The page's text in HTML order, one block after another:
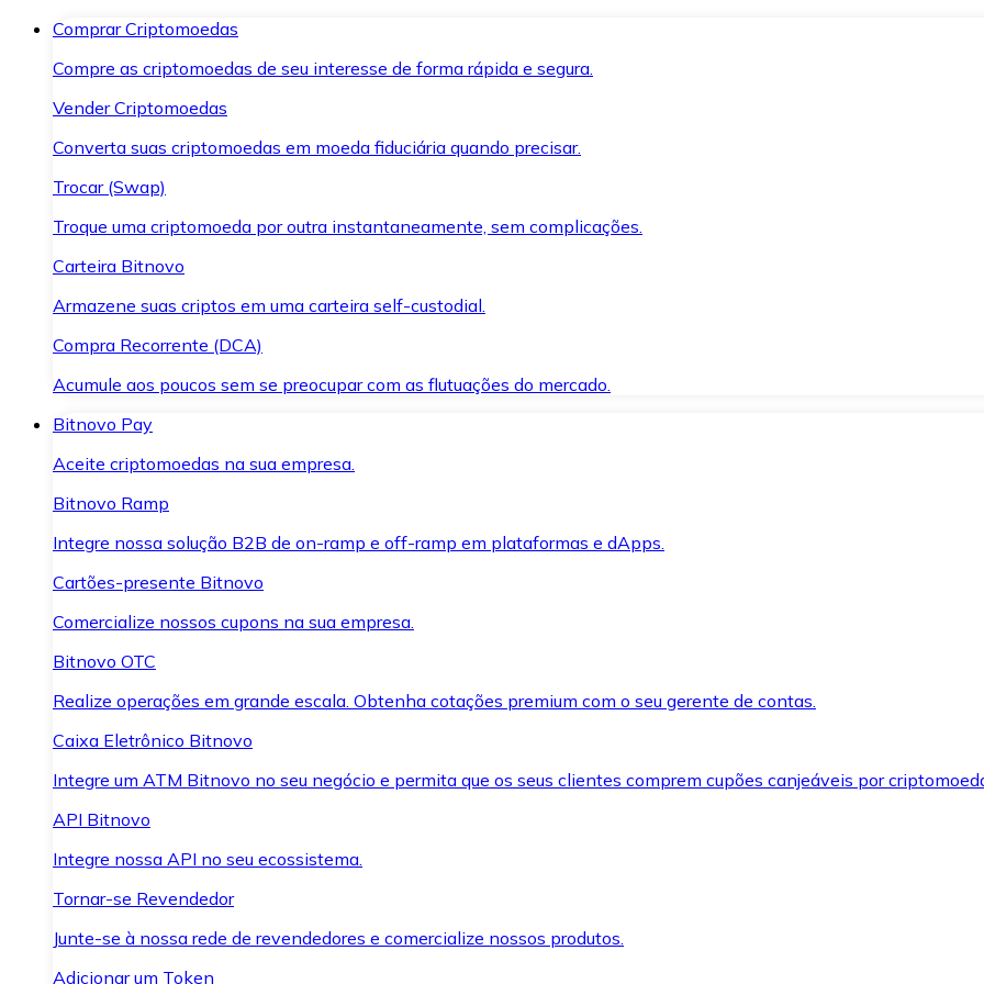
Comprar Criptomoedas
Compre as criptomoedas de seu interesse de forma rápida e segura.
Vender Criptomoedas
Converta suas criptomoedas em moeda fiduciária quando precisar.
Trocar (Swap)
Troque uma criptomoeda por outra instantaneamente, sem complicações.
Carteira Bitnovo
Armazene suas criptos em uma carteira self-custodial.
Compra Recorrente (DCA)
Acumule aos poucos sem se preocupar com as flutuações do mercado.
Bitnovo Pay
Aceite criptomoedas na sua empresa.
Bitnovo Ramp
Integre nossa solução B2B de on-ramp e off-ramp em plataformas e dApps.
Cartões-presente Bitnovo
Comercialize nossos cupons na sua empresa.
Bitnovo OTC
Realize operações em grande escala. Obtenha cotações premium com o seu gerente de contas.
Caixa Eletrônico Bitnovo
Integre um ATM Bitnovo no seu negócio e permita que os seus clientes comprem cupões canjeáveis por
API Bitnovo
Integre nossa API no seu ecossistema.
Tornar-se Revendedor
Junte-se à nossa rede de revendedores e comercialize nossos produtos.
Adicionar um Token